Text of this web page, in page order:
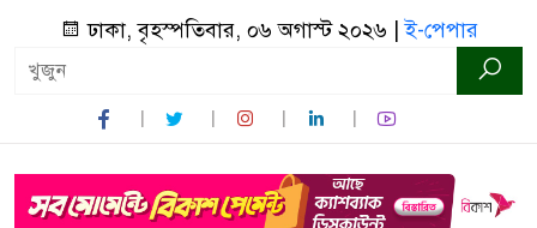
ঢাকা, বৃহস্পতিবার, ০৬ অগাস্ট ২০২৬ |ই-পেপার